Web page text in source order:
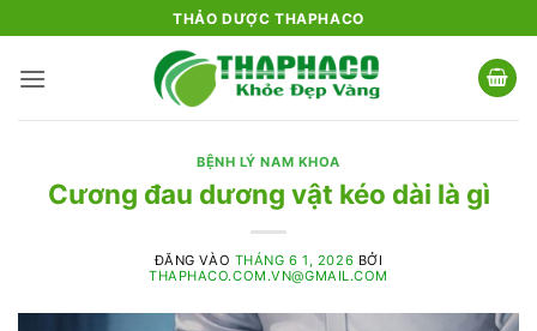
qua
nội
THẢO DƯỢC THAPHACO
BỆNH LÝ NAM KHOA
Cương đau dương vật kéo dài là gì
ĐĂNG VÀO THÁNG 6 1, 2026 BỞI
THAPHACO.COM.VN@GMAIL.COM